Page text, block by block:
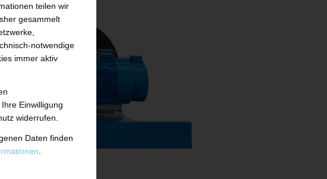
teilen wir
gesammelt
notwendige
immer aktiv
Einwilligung
widerrufen.
Daten finden